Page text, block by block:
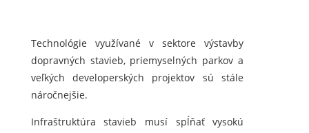
Technológie využívané v sektore výstavby
dopravných stavieb, priemyselných parkov a
veľkých developerských projektov sú stále
náročnejšie.
Infraštruktúra stavieb musí spĺňať vysokú